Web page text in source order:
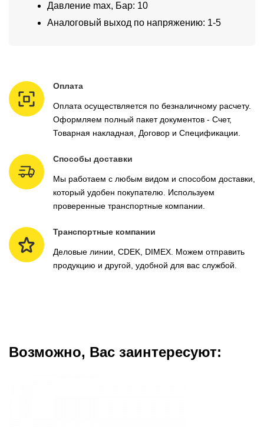
Давление max, Бар: 10
Аналоговый выход по напряжению: 1-5
Оплата
Оплата осуществляется по безналичному расчету.
Оформляем полный пакет документов - Счет,
Товарная накладная, Договор и Спецификации.
Способы доставки
Мы работаем с любым видом и способом доставки,
который удобен покупателю. Используем
проверенные транспортные компании.
Транспортные компании
Деловые линии, CDEK, DIMEX. Можем отправить
продукцию и другой, удобной для вас службой.
Возможно, Вас заинтересуют: